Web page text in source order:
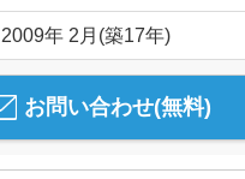
2009年 2月(築17年)
お問い合わせ(無料)